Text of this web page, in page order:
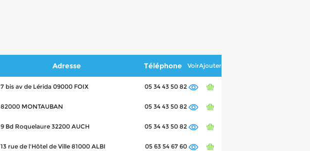
Adresse Téléphone VoirAjouter
7 bis av de Lérida 09000 FOIX 05 34 43 50 82
82000 MONTAUBAN 05 34 43 50 82
9 Bd Roquelaure 32200 AUCH 05 34 43 50 82
13 rue de l'Hôtel de Ville 81000 ALBI 05 63 54 67 60